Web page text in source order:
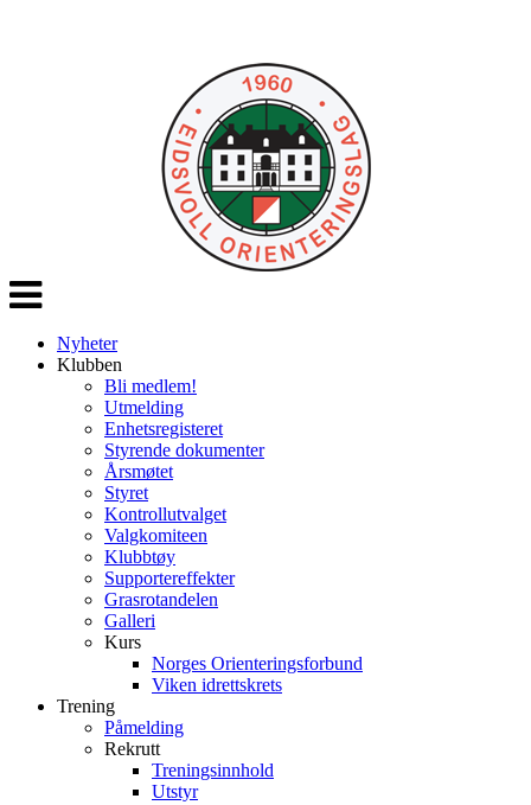
Veksle
navigasjon
Nyheter
Klubben
Bli medlem!
Utmelding
Enhetsregisteret
Styrende dokumenter
Årsmøtet
Styret
Kontrollutvalget
Valgkomiteen
Klubbtøy
Supportereffekter
Grasrotandelen
Galleri
Kurs
Norges Orienteringsforbund
Viken idrettskrets
Trening
Påmelding
Rekrutt
Treningsinnhold
Utstyr